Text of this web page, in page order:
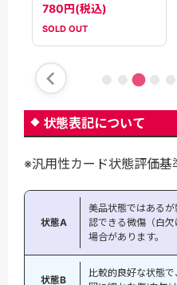
780円(税込)
SOLD OUT
状態表記について
※汎用性カード状態評価基
状態A
美品状態ではある
認できる微傷（白
場合があります。
状態B
比較的良好な状態